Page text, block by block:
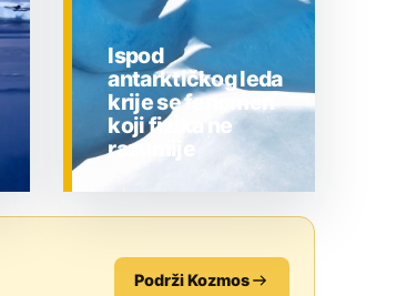
Ispod
antarktičkog leda
krije se fenomen
koji fizika ne
razumije
Podrži Kozmos